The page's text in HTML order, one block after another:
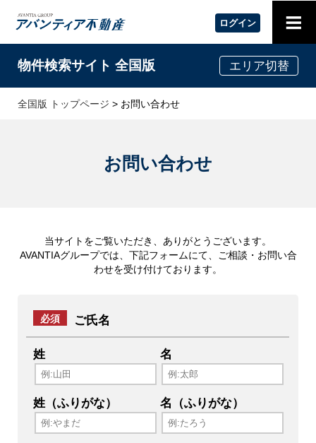
ログイン ≡
物件検索サイト 全国版 エリア切替
全国版 トップページ > お問い合わせ
お問い合わせ
当サイトをご覧いただき、ありがとうございます。
AVANTIAグループでは、下記フォームにて、ご相談・お問い合
わせを受け付けております。
必須 ご氏名
姓 名
姓（ふりがな） 名（ふりがな）